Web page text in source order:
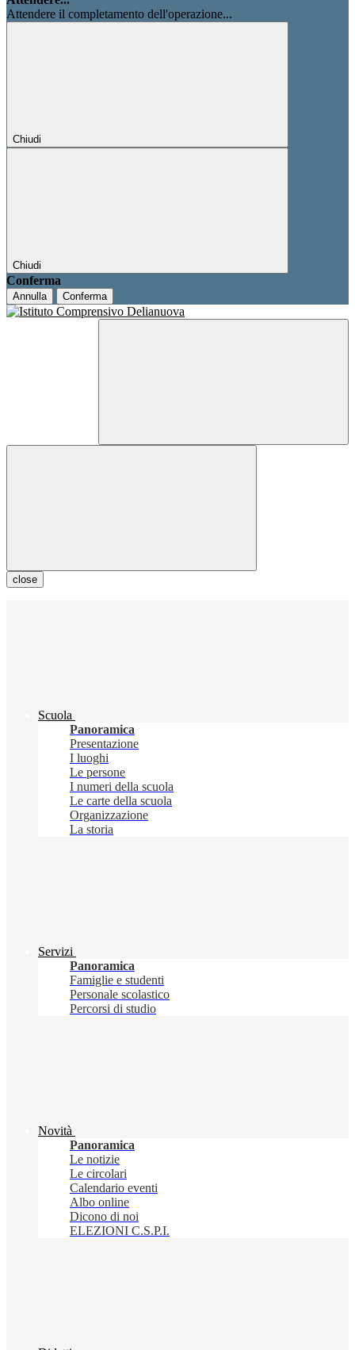
Attendere il completamento dell'operazione...
Chiudi
Chiudi
Conferma
Annulla Conferma
close
Scuola
Panoramica
Presentazione
I luoghi
Le persone
I numeri della scuola
Le carte della scuola
Organizzazione
La storia
Servizi
Panoramica
Famiglie e studenti
Personale scolastico
Percorsi di studio
Novità
Panoramica
Le notizie
Le circolari
Calendario eventi
Albo online
Dicono di noi
ELEZIONI C.S.P.I.